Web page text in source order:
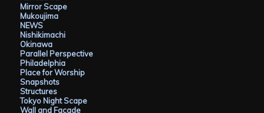
Mirror Scape
Mukoujima
NEWS
Nishikimachi
Okinawa
Parallel Perspective
Philadelphia
Place for Worship
Snapshots
Structures
Tokyo Night Scape
Wall and Facade